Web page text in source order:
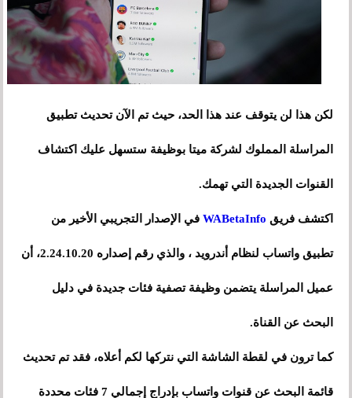
لكن هذا لن يتوقف عند هذا الحد، حيث تم الآن تحديث تطبيق
المراسلة المملوك لشركة ميتا بوظيفة ستسهل عليك اكتشاف
القنوات الجديدة التي تهمك.
اكتشف فريق WABetaInfo في الإصدار التجريبي الأخير من
تطبيق واتساب لنظام أندرويد ، والذي رقم إصداره 2.24.10.20، أن
عميل المراسلة يتضمن وظيفة تصفية فئات جديدة في دليل
البحث عن القناة.
كما ترون في لقطة الشاشة التي نتركها لكم أعلاه، فقد تم تحديث
قائمة البحث عن قنوات واتساب بإدراج إجمالي 7 فئات محددة